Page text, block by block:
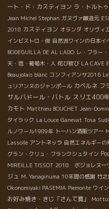
ート・ド・カスティヨン ラ・トルト
Jean Michel Stephan ガヌヴァ醸造元
2018 カスティヨン オランダ オリヴィ
インビストロ・俊 自然派ワインの日本イ
BODEGUILLA DE AL LADO レ・フラー
天・地・葡萄木・人 侘び寂び LA CAVE
Beaujolais blanc コンフィアンサ2016
ュリアンヌのジャンポール カベルネ フ
サルバドール・バトル スリエ400
カモト Matthieu BOUCHET Jean-
タイラック La Louce Ganevat Tosa
ルノワール1989年 トーハン酒販ツアー
Lassolle アントネッラ 自然エネルギーの
グラン・クリュ・フランクシュタイン
MIREILLE TISSOT 2018 ボジョレヌー
ジュ M. Yanaginuma 10年間の感謝 竹
Okonomiyaki PASEMIA Piemonte ワイ
お好み焼き・きじ「さんて寛」